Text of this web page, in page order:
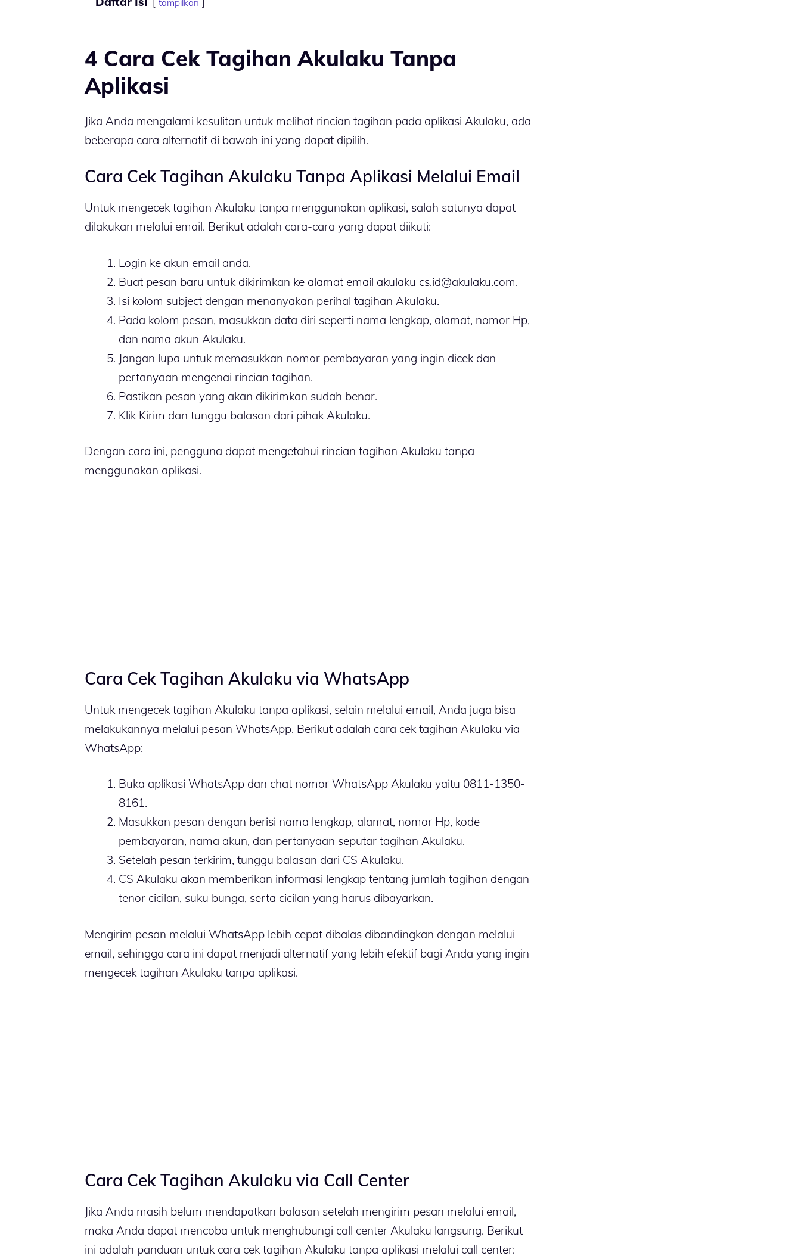
tampilkan
4 Cara Cek Tagihan Akulaku Tanpa
Aplikasi
Jika Anda mengalami kesulitan untuk melihat rincian tagihan pada aplikasi Akulaku, ada
beberapa cara alternatif di bawah ini yang dapat dipilih.
Cara Cek Tagihan Akulaku Tanpa Aplikasi Melalui Email
Untuk mengecek tagihan Akulaku tanpa menggunakan aplikasi, salah satunya dapat
dilakukan melalui email. Berikut adalah cara-cara yang dapat diikuti:
Login ke akun email anda.
Buat pesan baru untuk dikirimkan ke alamat email akulaku cs.id@akulaku.com.
Isi kolom subject dengan menanyakan perihal tagihan Akulaku.
Pada kolom pesan, masukkan data diri seperti nama lengkap, alamat, nomor Hp,
dan nama akun Akulaku.
Jangan lupa untuk memasukkan nomor pembayaran yang ingin dicek dan
pertanyaan mengenai rincian tagihan.
Pastikan pesan yang akan dikirimkan sudah benar.
Klik Kirim dan tunggu balasan dari pihak Akulaku.
Dengan cara ini, pengguna dapat mengetahui rincian tagihan Akulaku tanpa
menggunakan aplikasi.
Cara Cek Tagihan Akulaku via WhatsApp
Untuk mengecek tagihan Akulaku tanpa aplikasi, selain melalui email, Anda juga bisa
melakukannya melalui pesan WhatsApp. Berikut adalah cara cek tagihan Akulaku via
WhatsApp:
Buka aplikasi WhatsApp dan chat nomor WhatsApp Akulaku yaitu 0811-1350-
8161.
Masukkan pesan dengan berisi nama lengkap, alamat, nomor Hp, kode
pembayaran, nama akun, dan pertanyaan seputar tagihan Akulaku.
Setelah pesan terkirim, tunggu balasan dari CS Akulaku.
CS Akulaku akan memberikan informasi lengkap tentang jumlah tagihan dengan
tenor cicilan, suku bunga, serta cicilan yang harus dibayarkan.
Mengirim pesan melalui WhatsApp lebih cepat dibalas dibandingkan dengan melalui
email, sehingga cara ini dapat menjadi alternatif yang lebih efektif bagi Anda yang ingin
mengecek tagihan Akulaku tanpa aplikasi.
Cara Cek Tagihan Akulaku via Call Center
Jika Anda masih belum mendapatkan balasan setelah mengirim pesan melalui email,
maka Anda dapat mencoba untuk menghubungi call center Akulaku langsung. Berikut
ini adalah panduan untuk cara cek tagihan Akulaku tanpa aplikasi melalui call center: